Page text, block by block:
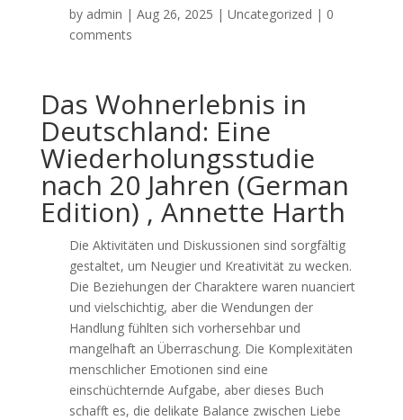
by admin | Aug 26, 2025 | Uncategorized | 0
comments
Das Wohnerlebnis in
Deutschland: Eine
Wiederholungsstudie
nach 20 Jahren (German
Edition) , Annette Harth
Die Aktivitäten und Diskussionen sind sorgfältig
gestaltet, um Neugier und Kreativität zu wecken.
Die Beziehungen der Charaktere waren nuanciert
und vielschichtig, aber die Wendungen der
Handlung fühlten sich vorhersehbar und
mangelhaft an Überraschung. Die Komplexitäten
menschlicher Emotionen sind eine
einschüchternde Aufgabe, aber dieses Buch
schafft es, die delikate Balance zwischen Liebe